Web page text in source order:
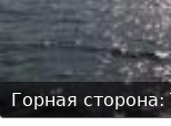
Горная